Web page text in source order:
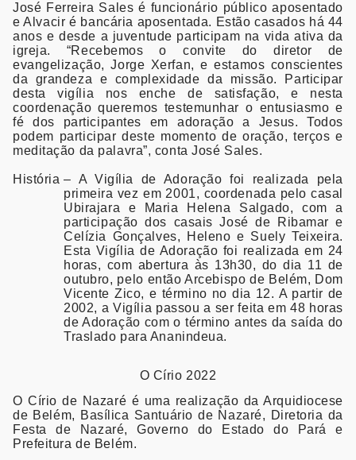
José Ferreira Sales é funcionário público aposentado
e Alvacir é bancária aposentada. Estão casados há 44
anos e desde a juventude participam na vida ativa da
igreja. “Recebemos o convite do diretor de
evangelização, Jorge Xerfan, e estamos conscientes
da grandeza e complexidade da missão. Participar
desta vigília nos enche de satisfação, e nesta
coordenação queremos testemunhar o entusiasmo e
fé dos participantes em adoração a Jesus. Todos
podem participar deste momento de oração, terços e
meditação da palavra”, conta José Sales.
História– A Vigília de Adoração foi realizada pela
primeira vez em 2001, coordenada pelo casal
Ubirajara e Maria Helena Salgado, com a
participação dos casais José de Ribamar e
Celízia Gonçalves, Heleno e Suely Teixeira.
Esta Vigília de Adoração foi realizada em 24
horas, com abertura às 13h30, do dia 11 de
outubro, pelo então Arcebispo de Belém, Dom
Vicente Zico, e término no dia 12. A partir de
2002, a Vigília passou a ser feita em 48 horas
de Adoração com o término antes da saída do
Traslado para Ananindeua.
O Círio 2022
O Círio de Nazaré é uma realização da Arquidiocese
de Belém, Basílica Santuário de Nazaré, Diretoria da
Festa de Nazaré, Governo do Estado do Pará e
Prefeitura de Belém.